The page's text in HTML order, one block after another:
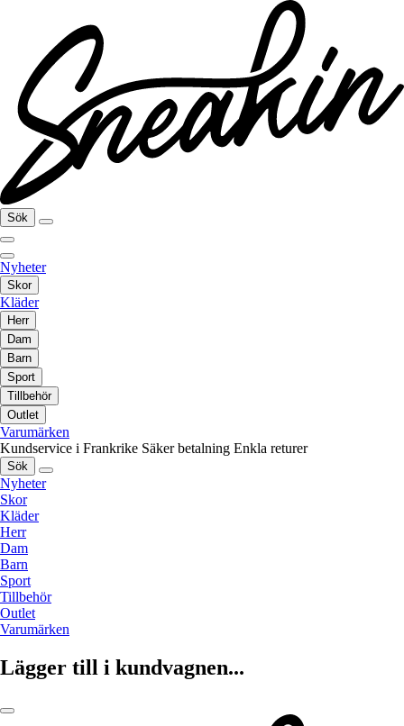
Sök
Nyheter
Skor
Kläder
Herr
Dam
Barn
Sport
Tillbehör
Outlet
Varumärken
Kundservice i Frankrike Säker betalning Enkla returer
Sök
Nyheter
Skor
Kläder
Herr
Dam
Barn
Sport
Tillbehör
Outlet
Varumärken
Lägger till i kundvagnen...